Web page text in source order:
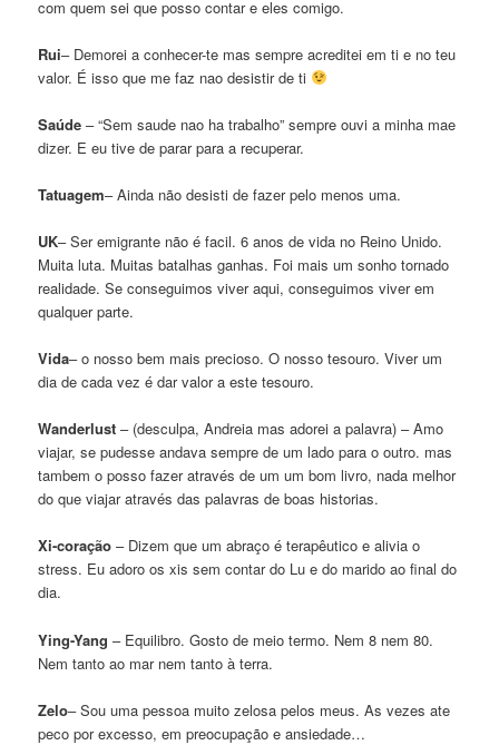
com quem sei que posso contar e eles comigo.
Rui– Demorei a conhecer-te mas sempre acreditei em ti e no teu
valor. É isso que me faz nao desistir de ti
Saúde – “Sem saude nao ha trabalho” sempre ouvi a minha mae
dizer. E eu tive de parar para a recuperar.
Tatuagem– Ainda não desisti de fazer pelo menos uma.
UK– Ser emigrante não é facil. 6 anos de vida no Reino Unido.
Muita luta. Muitas batalhas ganhas. Foi mais um sonho tornado
realidade. Se conseguimos viver aqui, conseguimos viver em
qualquer parte.
Vida– o nosso bem mais precioso. O nosso tesouro. Viver um
dia de cada vez é dar valor a este tesouro.
Wanderlust – (desculpa, Andreia mas adorei a palavra) – Amo
viajar, se pudesse andava sempre de um lado para o outro. mas
tambem o posso fazer através de um um bom livro, nada melhor
do que viajar através das palavras de boas historias.
Xi-coração – Dizem que um abraço é terapêutico e alivia o
stress. Eu adoro os xis sem contar do Lu e do marido ao final do
dia.
Ying-Yang – Equilibro. Gosto de meio termo. Nem 8 nem 80.
Nem tanto ao mar nem tanto à terra.
Zelo– Sou uma pessoa muito zelosa pelos meus. As vezes ate
peco por excesso, em preocupação e ansiedade…